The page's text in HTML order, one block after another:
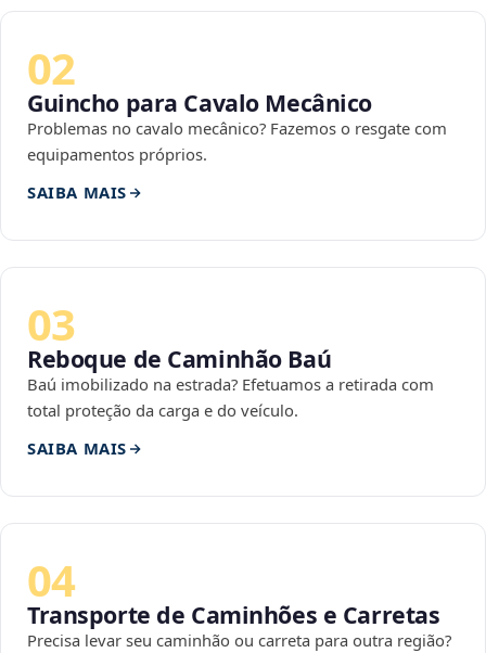
02
Guincho para Cavalo Mecânico
Problemas no cavalo mecânico? Fazemos o resgate com
equipamentos próprios.
SAIBA MAIS
03
Reboque de Caminhão Baú
Baú imobilizado na estrada? Efetuamos a retirada com
total proteção da carga e do veículo.
SAIBA MAIS
04
Transporte de Caminhões e Carretas
Precisa levar seu caminhão ou carreta para outra região?